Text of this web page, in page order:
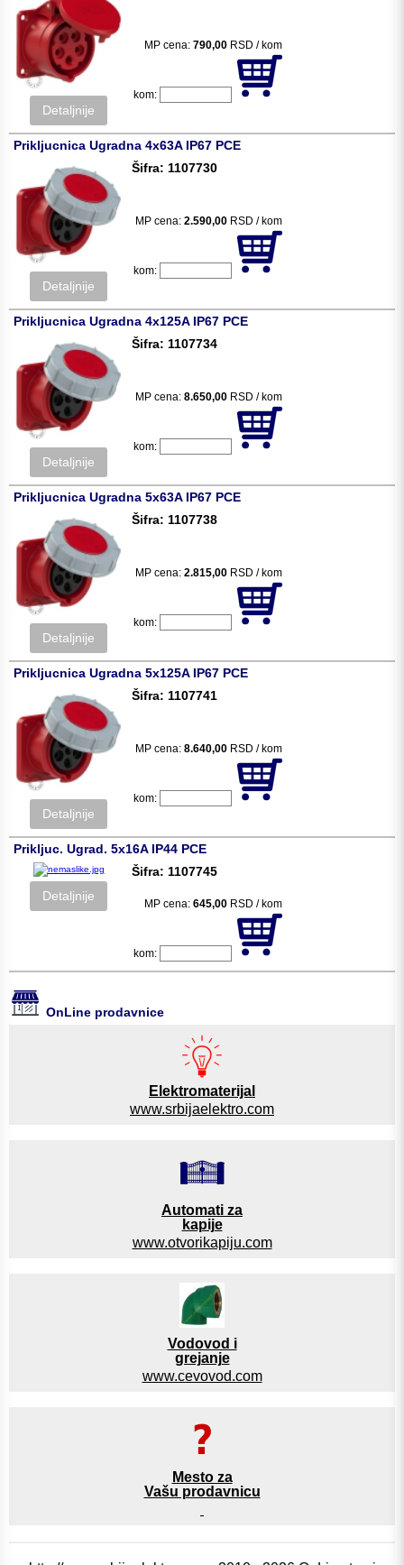
Detaljnije
MP cena: 790,00 RSD / kom
kom:
Prikljucnica Ugradna 4x63A IP67 PCE
Detaljnije
Šifra: 1107730
MP cena: 2.590,00 RSD / kom
kom:
Prikljucnica Ugradna 4x125A IP67 PCE
Detaljnije
Šifra: 1107734
MP cena: 8.650,00 RSD / kom
kom:
Prikljucnica Ugradna 5x63A IP67 PCE
Detaljnije
Šifra: 1107738
MP cena: 2.815,00 RSD / kom
kom:
Prikljucnica Ugradna 5x125A IP67 PCE
Detaljnije
Šifra: 1107741
MP cena: 8.640,00 RSD / kom
kom:
Prikljuc. Ugrad. 5x16A IP44 PCE
Detaljnije
Šifra: 1107745
MP cena: 645,00 RSD / kom
kom:
OnLine prodavnice
Elektromaterijal
www.srbijaelektro.com
Automati za
kapije
www.otvorikapiju.com
Vodovod i
grejanje
www.cevovod.com
Mesto za
Vašu prodavnicu